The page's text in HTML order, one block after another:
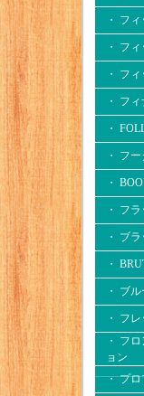
・ フ
・ フ
・ フ
・ フィ
・
・ フ
・
・ フ
・ ブ
・
・ ブ
・ フ
・ フ
ョン
・ プロ